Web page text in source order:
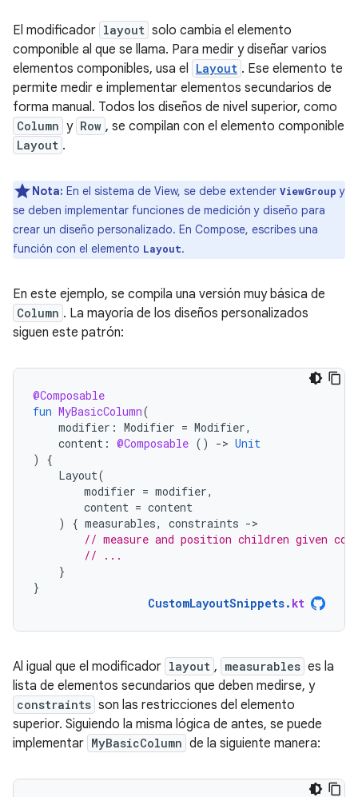
El modificador layout solo cambia el elemento
componible al que se llama. Para medir y diseñar varios
elementos componibles, usa el
Layout . Ese elemento te
permite medir e implementar elementos secundarios de
forma manual. Todos los diseños de nivel superior, como
Column y Row , se compilan con el elemento componible
Layout .
Nota: En el sistema de View, se debe extender ViewGroup y
se deben implementar funciones de medición y diseño para
crear un diseño personalizado. En Compose, escribes una
función con el elemento Layout.
En este ejemplo, se compila una versión muy básica de
Column . La mayoría de los diseños personalizados
siguen este patrón:
@Composable
fun MyBasicColumn(
modifier : Modifier = Modifier,
content : @Composable () -> Unit
)
{
Layout(
modifier = modifier,
content = content
)
{ measurables, constraints -
// measure and position children given
// ...
}
}
CustomLayoutSnippets. kt
Al igual que el modificador layout , measurables es la
lista de elementos secundarios que deben medirse, y
constraints son las restricciones del elemento
superior. Siguiendo la misma lógica de antes, se puede
implementar MyBasicColumn de la siguiente manera: